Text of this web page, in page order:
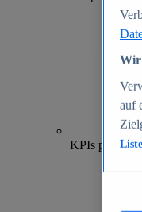
KPIs pro Shop
Wir
auf